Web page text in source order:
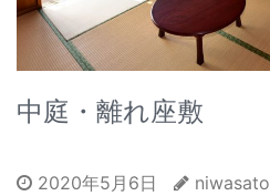
中庭・離れ座敷
2020年5月6日
niwasato